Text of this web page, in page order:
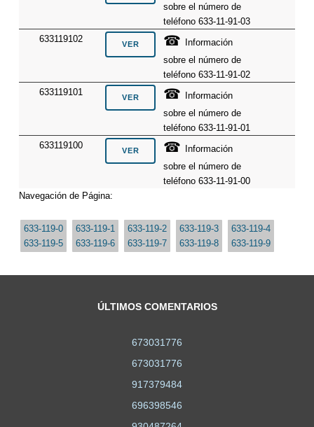
sobre el número de
teléfono 633-11-91-03
633119102
☎ Información
sobre el número de
teléfono 633-11-91-02
633119101
☎ Información
sobre el número de
teléfono 633-11-91-01
633119100
☎ Información
sobre el número de
teléfono 633-11-91-00
Navegación de Página:
633-119-0 633-119-1 633-119-2 633-119-3
633-119-4
633-119-5
633-119-6 633-119-7 633-119-8 633-119-9
ÚLTIMOS COMENTARIOS
673031776
673031776
917379484
696398546